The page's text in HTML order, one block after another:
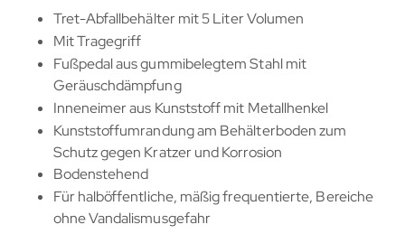
Tret-Abfallbehälter mit 5 Liter Volumen
Mit Tragegriff
Fußpedal aus gummibelegtem Stahl mit
Geräuschdämpfung
Inneneimer aus Kunststoff mit Metallhenkel
Kunststoffumrandung am Behälterboden zum
Schutz gegen Kratzer und Korrosion
Bodenstehend
Für halböffentliche, mäßig frequentierte, Bereiche
ohne Vandalismusgefahr